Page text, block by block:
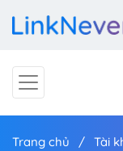
Trang chủ Tài